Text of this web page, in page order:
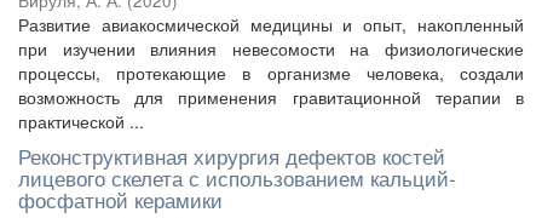
Развитие авиакосмической медицины и опыт, накопленный
при изучении влияния невесомости на физиологические
процессы, протекающие в организме человека, создали
возможность для применения гравитационной терапии в
практической ...
Реконструктивная хирургия дефектов костей
лицевого скелета с использованием кальций-
фосфатной керамики